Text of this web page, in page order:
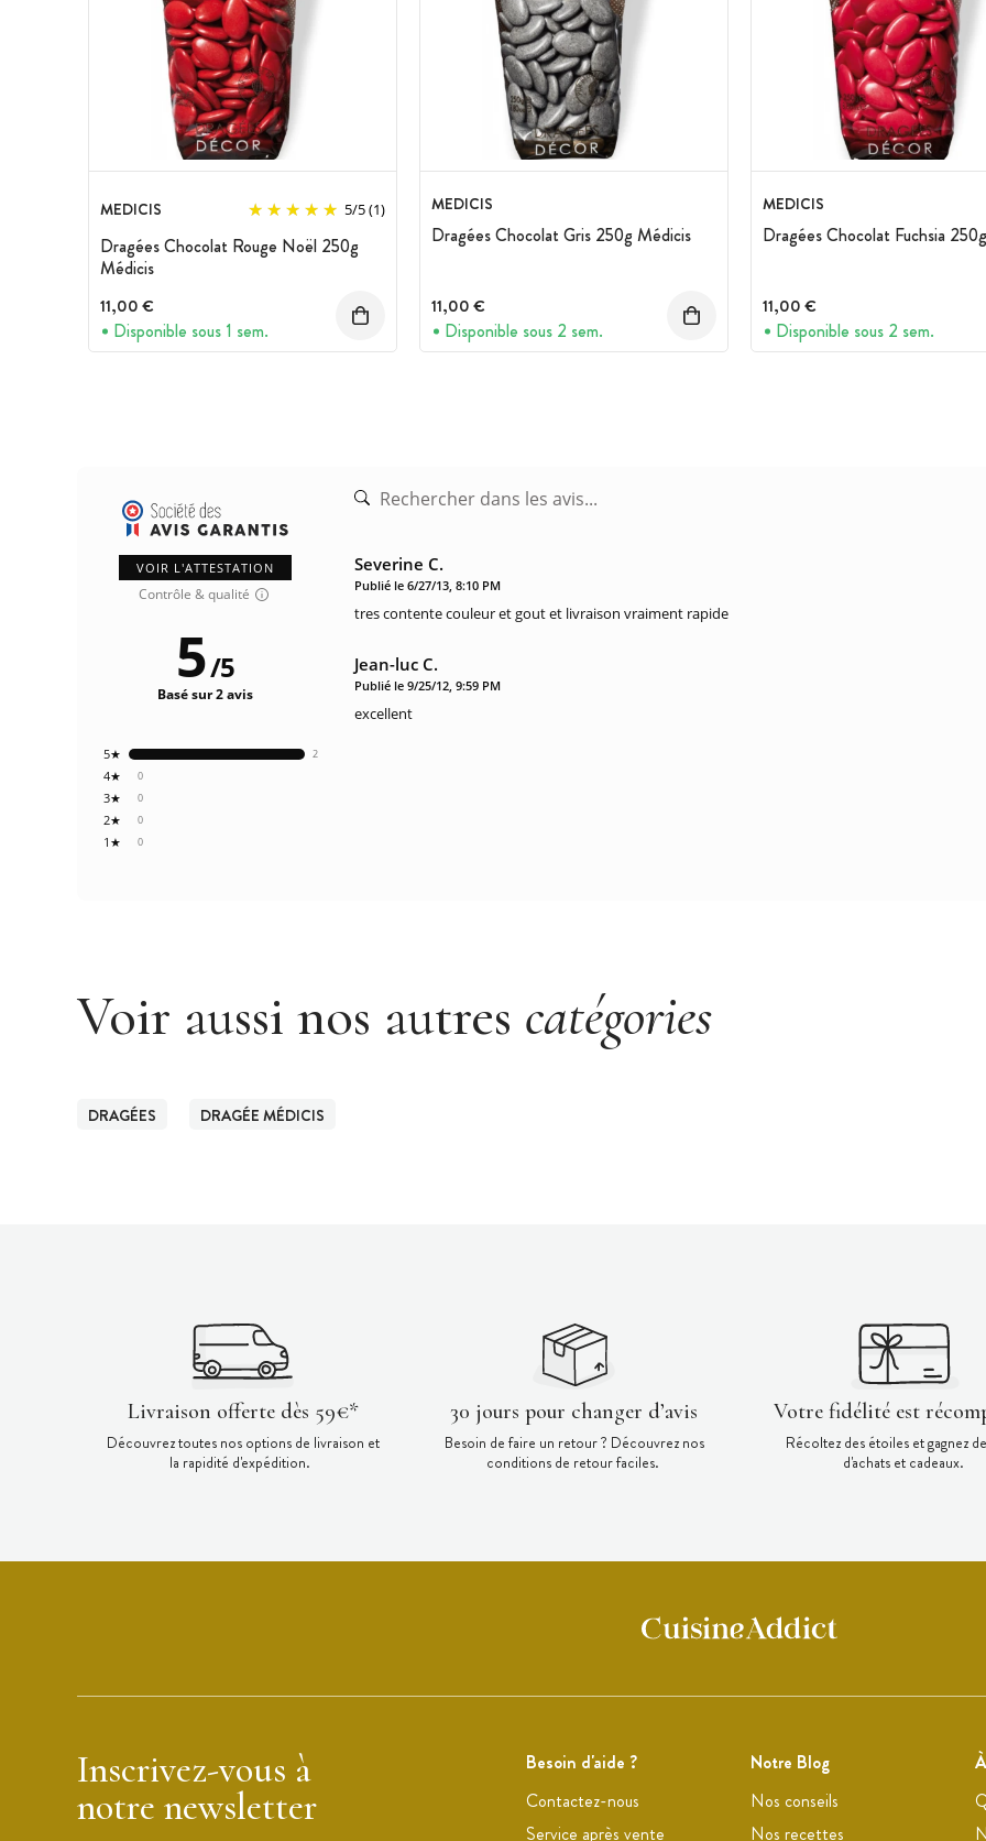
MEDICIS 5/5(1)
Dragées Chocolat Rouge Noël 250g
Médicis
11,00 €
Disponible sous 1 sem.
MEDICIS
Dragées Chocolat Gris 250g Médicis
11,00 €
Disponible sous 2 sem.
MEDICIS
Dragées Chocolat Fuchsia
11,00 €
Disponible sous 2 sem.
VOIR L'ATTESTATION
Contrôle & qualité
0
1★
0
2★
0
3★
0
4★
2
5★
5/5
Basé sur 2 avis
Severine C.
Publié le 6/27/13, 8:10 PM
tres contente couleur et gout et livraison vraiment rapide
Jean-luc C.
Publié le 9/25/12, 9:59 PM
excellent
Voir aussi nos autres catégories
DRAGÉES DRAGÉE MÉDICIS
Livraison offerte dès 59€*
Découvrez toutes nos options de livraison et
la rapidité d'expédition.
30 jours pour changer d’avis
Besoin de faire un retour ? Découvrez nos
conditions de retour faciles.
Votre fidélité est
Récoltez des étoiles et gagnez
d'achats et cadeaux.
Besoin d'aide ?
Contactez-nous
Service après vente
Notre Blog
Nos conseils
Nos recettes
Inscrivez-vous à
notre newsletter